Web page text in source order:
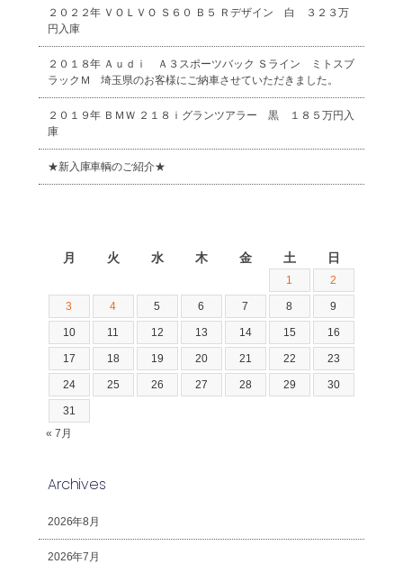
２０２２年 ＶＯＬＶＯ Ｓ６０ Ｂ５ Ｒデザイン 白 ３２３万
円入庫
２０１８年 Ａｕｄｉ Ａ３スポーツバック Ｓライン ミトスブ
ラックＭ 埼玉県のお客様にご納車させていただきました。
２０１９年 ＢＭＷ ２１８ｉグランツアラー 黒 １８５万円入
庫
★新入庫車輌のご紹介★
月 火 水 木 金 土 日
1 2
3 4 5 6 7 8 9
10 11 12 13 14 15 16
17 18 19 20 21 22 23
24 25 26 27 28 29 30
31
« 7月
Archives
2026年8月
2026年7月